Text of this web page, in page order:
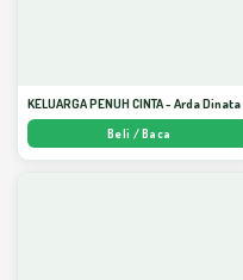
KELUARGA PENUH CINTA - Arda Dinata
Beli / Baca